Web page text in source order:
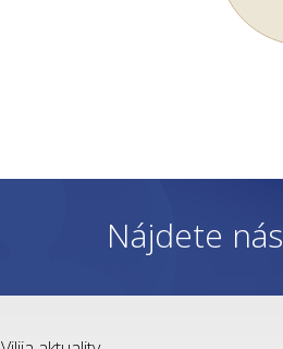
Nájdete